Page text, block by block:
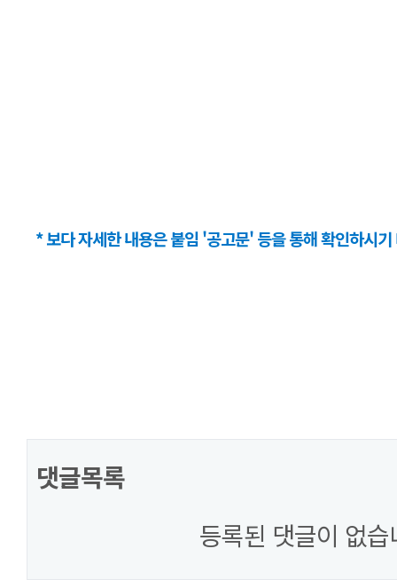
* 보다 자세한 내용은 붙임 '공고문' 등을 통해 확인하시
댓글목록
등록된 댓글이 없습